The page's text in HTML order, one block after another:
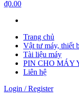
₫0.00
Trang chủ
Vật tư máy, thiết
Tài liệu máy
PIN CHO MÁY
Liên hệ
Login / Register